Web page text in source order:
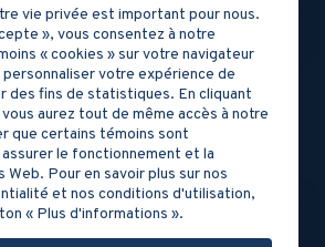
DOCUMENT 1
Le serment du
Test
vie privée est important pour nous.
», vous consentez à notre
« cookies » sur votre navigateur
votre expérience de
des fins de statistiques. En cliquant
aurez tout de même accès à notre
que certains témoins sont
le fonctionnement et la
Pour en savoir plus sur nos
et nos conditions d'utilisation,
« Plus d'informations ».